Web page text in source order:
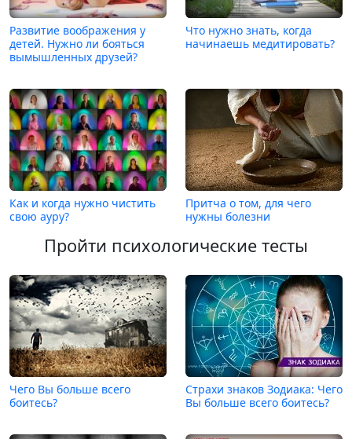
Развитие воображения у
детей. Нужно ли бояться
вымышленных друзей?
Что нужно знать, когда
начинаешь медитировать?
Как и когда нужно чистить
свою ауру?
Притча о том, для чего
нужны болезни
Пройти психологические тесты
Чего Вы больше всего
боитесь?
Страхи знаков Зодиака: Чего
Вы больше всего боитесь?